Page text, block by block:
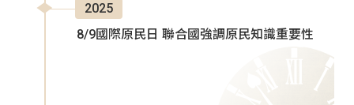
2025
8/9國際原民日 聯合國強調原民知識重要性